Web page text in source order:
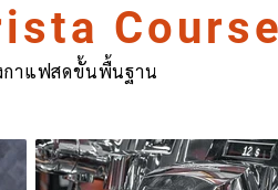
กาแฟสดขั้นพื้นฐาน